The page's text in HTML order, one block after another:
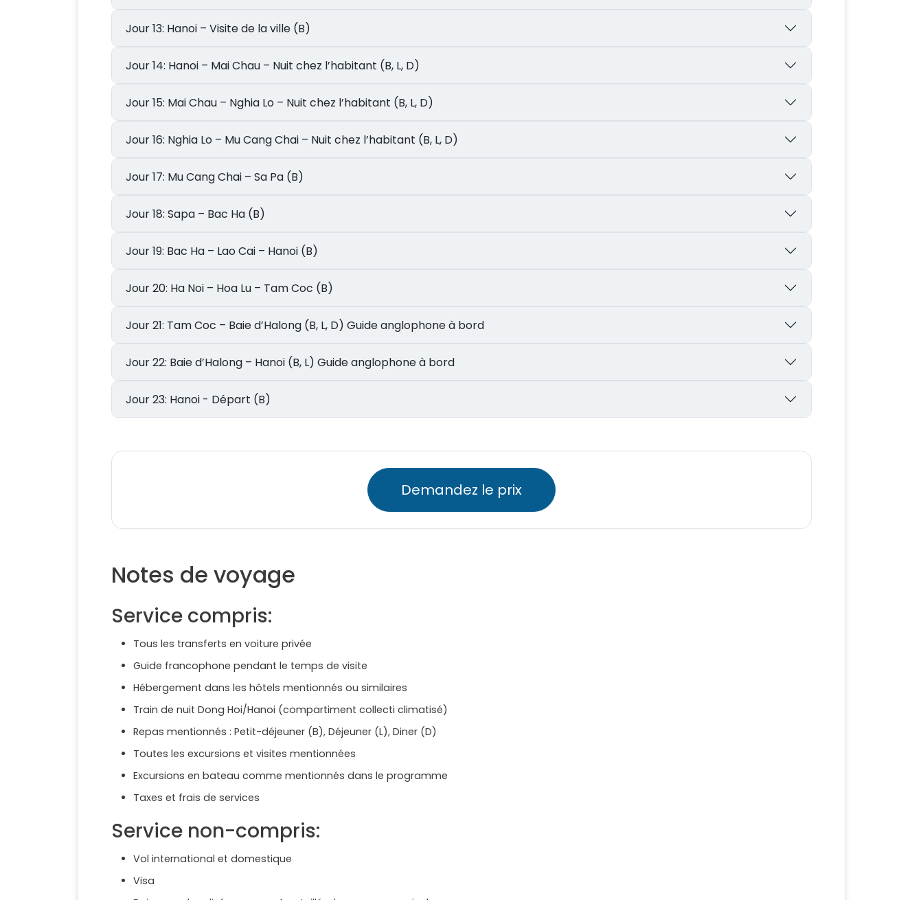
Jour 13: Hanoi – Visite de la ville (B)
Jour 14: Hanoi – Mai Chau – Nuit chez l’habitant (B, L, D)
Jour 15: Mai Chau – Nghia Lo – Nuit chez l’habitant (B, L, D)
Jour 16: Nghia Lo – Mu Cang Chai – Nuit chez l’habitant (B, L, D)
Jour 17: Mu Cang Chai – Sa Pa (B)
Jour 18: Sapa – Bac Ha (B)
Jour 19: Bac Ha – Lao Cai – Hanoi (B)
Jour 20: Ha Noi – Hoa Lu – Tam Coc (B)
Jour 21: Tam Coc – Baie d’Halong (B, L, D) Guide anglophone à bord
Jour 22: Baie d’Halong – Hanoi (B, L) Guide anglophone à bord
Jour 23: Hanoi - Départ (B)
Demandez le prix
Notes de voyage
Service compris:
Tous les transferts en voiture privée
Guide francophone pendant le temps de visite
Hébergement dans les hôtels mentionnés ou similaires
Train de nuit Dong Hoi/Hanoi (compartiment collecti climatisé)
Repas mentionnés : Petit-déjeuner (B), Déjeuner (L), Diner (D)
Toutes les excursions et visites mentionnées
Excursions en bateau comme mentionnés dans le programme
Taxes et frais de services
Service non-compris:
Vol international et domestique
Visa